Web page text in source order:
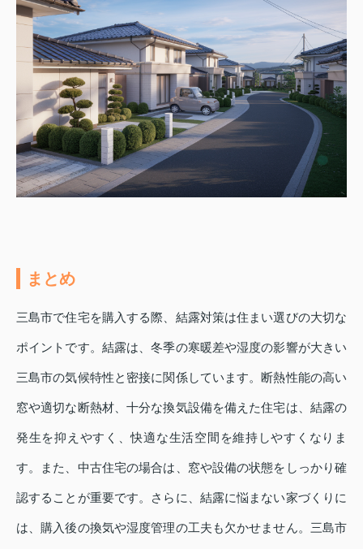
まとめ
三島市で住宅を購入する際、結露対策は住まい選びの大切な
ポイントです。結露は、冬季の寒暖差や湿度の影響が大きい
三島市の気候特性と密接に関係しています。断熱性能の高い
窓や適切な断熱材、十分な換気設備を備えた住宅は、結露の
発生を抑えやすく、快適な生活空間を維持しやすくなりま
す。また、中古住宅の場合は、窓や設備の状態をしっかり確
認することが重要です。さらに、結露に悩まない家づくりに
は、購入後の換気や湿度管理の工夫も欠かせません。三島市